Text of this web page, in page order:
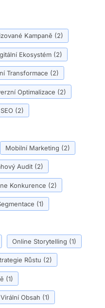
Kampaně (2)
Ekosystém (2)
Transformace (2)
Optimalizace (2)
(2)
Mobilní Marketing (2)
Audit (2)
Konkurence (2)
(1)
Online Storytelling (1)
Růstu (2)
(1)
Obsah (1)